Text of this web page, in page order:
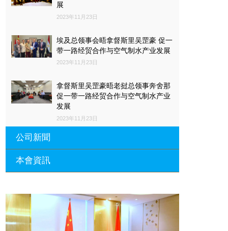
展
2023年11月23日
埃及总领事会晤拿督斯里吴罡豪 促一
带一路经贸合作与空气制水产业发展
2023年11月23日
拿督斯里吴罡豪晤老挝总领事奔舍那
促一带一路经贸合作与空气制水产业
发展
2023年11月23日
公司新聞
一带一路经贸合作与空气制水产业发
2023年11月23日
埃及总领事会晤拿督斯里吴罡豪 促一
带一路经贸合作与空气制水产业发展
本會資訊
長瑚蒞臨 天泉鼎豐深圳總部及國際標
量波量子研究院
2021年12月10日